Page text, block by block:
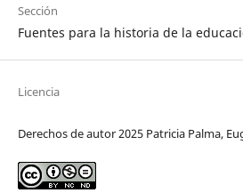
Sección
Fuentes para la historia de la
Licencia
Derechos de autor 2025 Patricia Palma,